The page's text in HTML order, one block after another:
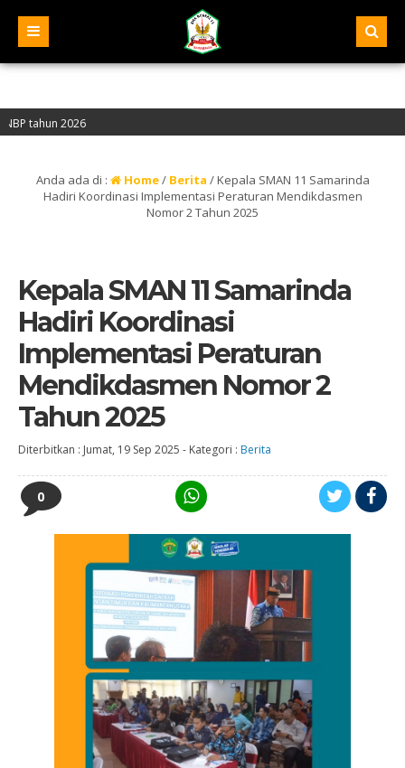
2026
– Alamat : Jalan Pelita IV, Samarinda – Kalimantan Timur
Anda ada di : Home/ Berita /Kepala SMAN 11 Samarinda
Hadiri Koordinasi Implementasi Peraturan Mendikdasmen
Nomor 2 Tahun 2025
Kepala SMAN 11 Samarinda
Hadiri Koordinasi
Implementasi Peraturan
Mendikdasmen Nomor 2
Tahun 2025
Diterbitkan : Jumat, 19 Sep 2025 - Kategori : Berita
0